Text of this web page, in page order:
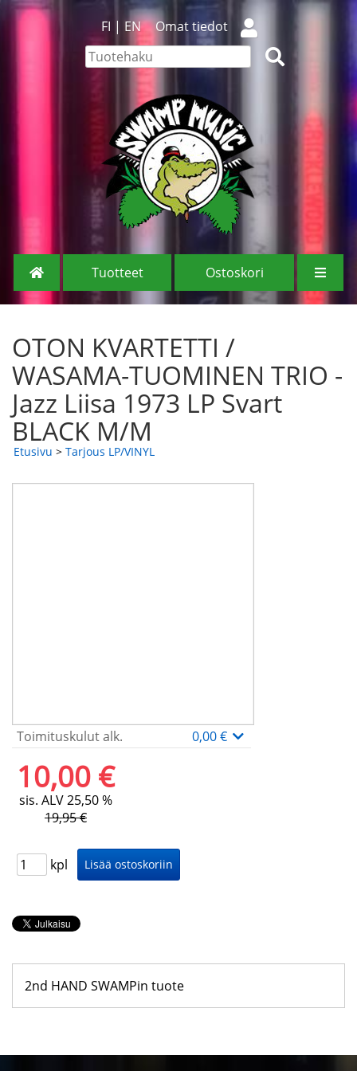
FI | EN Omat tiedot
Tuotteet Ostoskori
OTON KVARTETTI /
WASAMA-TUOMINEN TRIO -
Jazz Liisa 1973 LP Svart
BLACK M/M
Etusivu > Tarjous LP/VINYL
Toimituskulut alk. 0,00 €
10,00 €
sis. ALV 25,50 %
19,95 €
kpl
2nd HAND SWAMPin tuote